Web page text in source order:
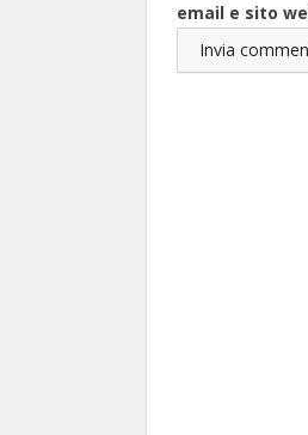
email e sito